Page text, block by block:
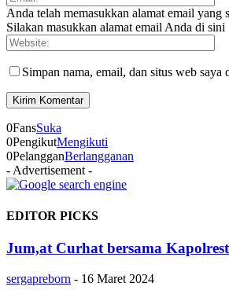
Anda telah memasukkan alamat email yang
Silakan masukkan alamat email Anda di sini
Simpan nama, email, dan situs web
0FansSuka
0PengikutMengikuti
0PelangganBerlangganan
- Advertisement -
EDITOR PICKS
Jum,at Curhat bersama
sergapreborn - 16 Maret 2024